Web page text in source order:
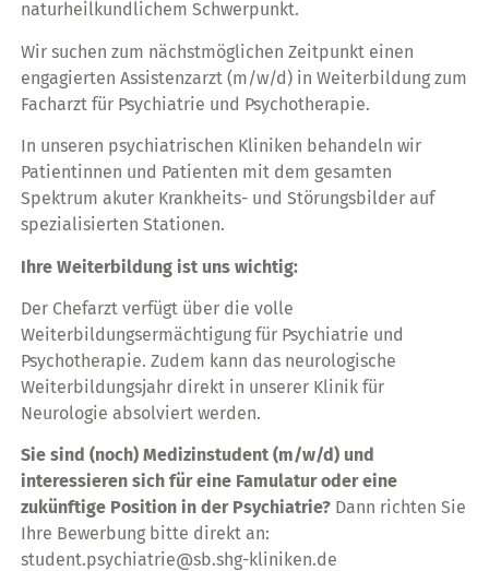
naturheilkundlichem Schwerpunkt.
Wir suchen zum nächstmöglichen Zeitpunkt einen
engagierten Assistenzarzt (m/w/d) in Weiterbildung zum
Facharzt für Psychiatrie und Psychotherapie.
In unseren psychiatrischen Kliniken behandeln wir
Patientinnen und Patienten mit dem gesamten
Spektrum akuter Krankheits- und Störungsbilder auf
spezialisierten Stationen.
Ihre Weiterbildung ist uns wichtig:
Der Chefarzt verfügt über die volle
Weiterbildungsermächtigung für Psychiatrie und
Psychotherapie. Zudem kann das neurologische
Weiterbildungsjahr direkt in unserer Klinik für
Neurologie absolviert werden.
Sie sind (noch) Medizinstudent (m/w/d) und
interessieren sich für eine Famulatur oder eine
zukünftige Position in der Psychiatrie? Dann richten Sie
Ihre Bewerbung bitte direkt an:
student.psychiatrie@sb.shg-kliniken.de